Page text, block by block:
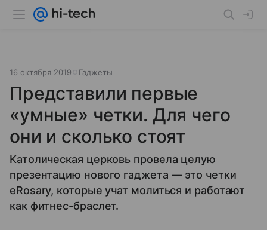
16 октября 2019 Гаджеты
Представили первые
«умные» четки. Для чего
они и сколько стоят
Католическая церковь провела целую
презентацию нового гаджета — это четки
eRosary, которые учат молиться и работают
как фитнес-браслет.